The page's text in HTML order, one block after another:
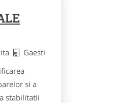
Gaesti
si a
stabilitatii